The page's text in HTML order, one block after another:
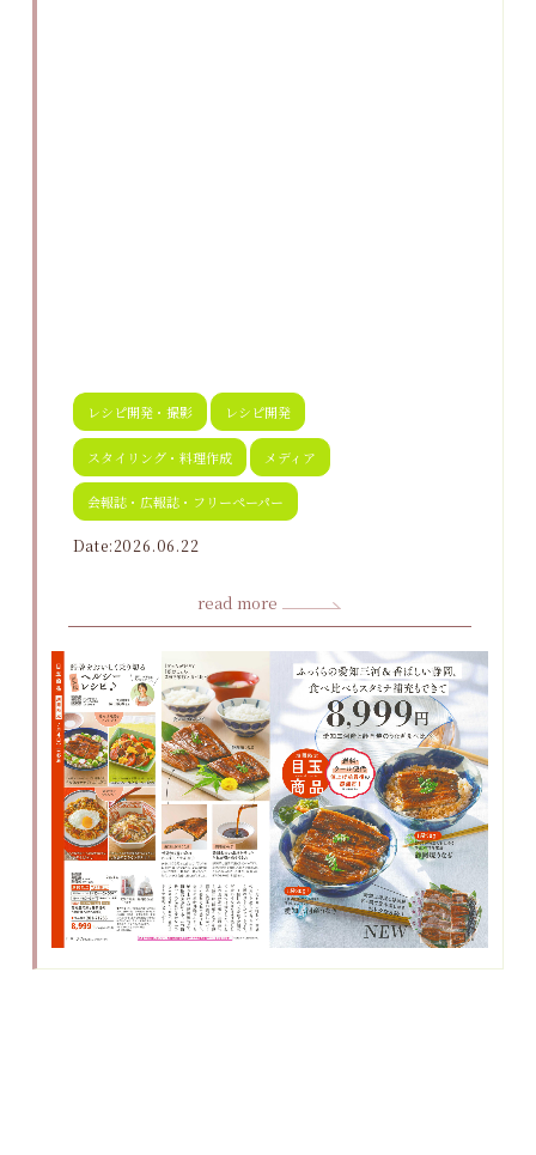
レシピ開発・撮影 レシピ開発
スタイリング・料理作成 メディア
会報誌・広報誌・フリーペーパー
Date:2026.06.22
read more